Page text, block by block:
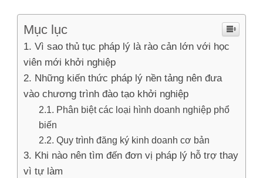
Mục lục
Vì sao thủ tục pháp lý là rào cản lớn với học
viên mới khởi nghiệp
Những kiến thức pháp lý nền tảng nên đưa
vào chương trình đào tạo khởi nghiệp
Phân biệt các loại hình doanh nghiệp phổ
biến
Quy trình đăng ký kinh doanh cơ bản
Khi nào nên tìm đến đơn vị pháp lý hỗ trợ thay
vì tự làm